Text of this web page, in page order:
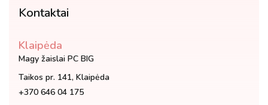
Kontaktai
Klaipėda
Magy žaislai PC BIG
Taikos pr. 141, Klaipėda
+370 646 04 175